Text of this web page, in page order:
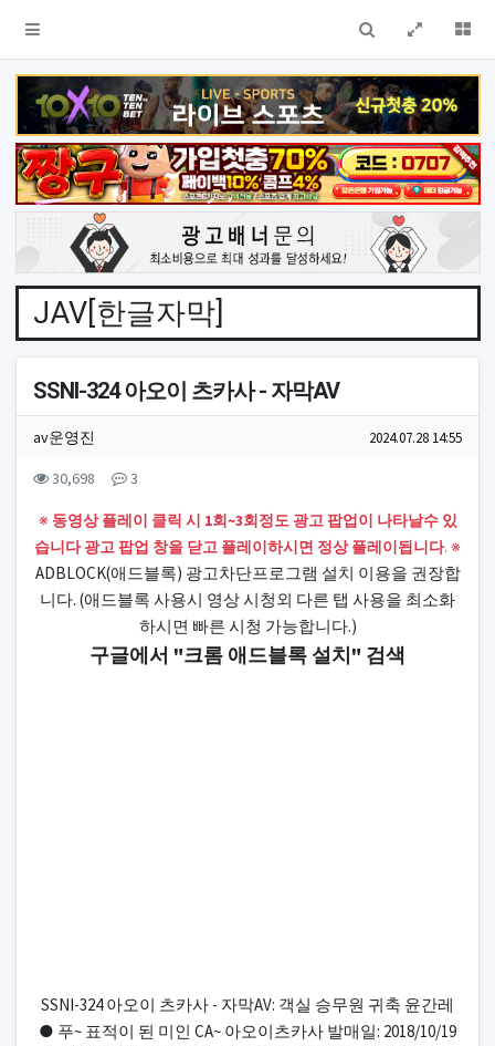
전체창더
JAV[한글자막]
SSNI-324 아오이 츠카사 - 자막AV
작성자 정보
av운영진 작성일
2024.07.28 14:55
컨텐츠 정보
30,698 조회 3
본문
※ 동영상 플레이 클릭 시 1회~3회정도 광고 팝업이 나타날수 있
습니다 광고 팝업 창을 닫고 플레이하시면 정상 플레이됩니다. ※
ADBLOCK(애드블록) 광고차단프로그램 설치 이용을 권장합
니다. (애드블록 사용시 영상 시청외 다른 탭 사용을 최소화
하시면 빠른 시청 가능합니다.)
구글에서 "크롬 애드블록 설치" 검색
SSNI-324 아오이 츠카사 - 자막AV: 객실 승무원 귀축 윤간레
● 푸~ 표적이 된 미인 CA~ 아오이츠카사 발매일: 2018/10/19